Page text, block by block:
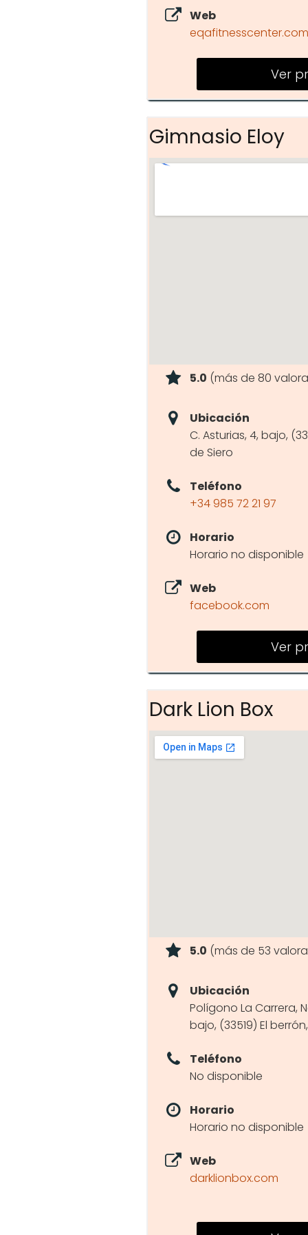
Web
eqafitnesscenter.com
Ver
Gimnasio Eloy
5.0 (más de 80
Ubicación
C. Asturias, 4, bajo,
de Siero
Teléfono
+34 985 72 21 97
Horario
Horario no disponible
Web
facebook.com
Ver
Dark Lion Box
5.0 (más de 53
Ubicación
Polígono La Carrera,
bajo, (33519) El
Teléfono
No disponible
Horario
Horario no disponible
Web
darklionbox.com